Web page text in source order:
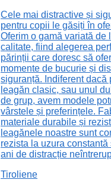
Cele mai distractive și
pentru copii le găsiți în
Oferim o gamă variată de
calitate, fiind alegerea
părinții care doresc să
momente de bucurie și
siguranță. Indiferent dacă
leagăn clasic, sau unul
de grup, avem modele
vârstele și preferințele.
materiale durabile și
leagănele noastre sunt
rezista la uzura constantă
ani de distracție
Tiroliene